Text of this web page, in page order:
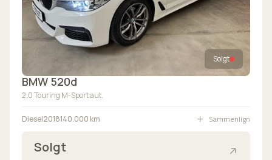
Solgt
BMW 520d
2,0 Touring M-Sport aut.
Diesel2018140.000 km Sammenlign
Solgt